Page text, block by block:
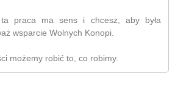
praca ma sens i chcesz, aby była
wsparcie Wolnych Konopi.
możemy robić to, co robimy.